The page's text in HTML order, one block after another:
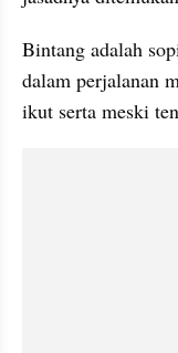
Bintang adalah
dalam perjalanan
ikut serta meski